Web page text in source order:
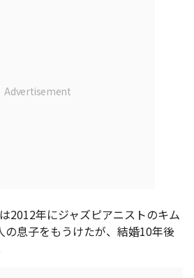
2012年にジャズピアニストのキム
の息子をもうけたが、結婚10年後